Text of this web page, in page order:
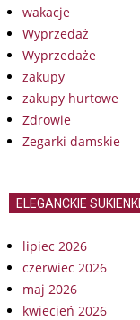
wakacje
Wyprzedaż
Wyprzedaże
zakupy
zakupy hurtowe
Zdrowie
Zegarki damskie
ELEGANCKIE
lipiec 2026
czerwiec 2026
maj 2026
kwiecień 2026